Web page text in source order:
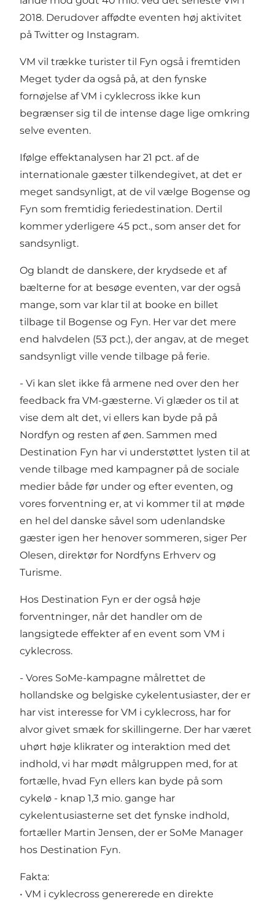
2018. Derudover affødte eventen høj aktivitet
på Twitter og Instagram.
VM vil trække turister til Fyn også i fremtiden
Meget tyder da også på, at den fynske
fornøjelse af VM i cyklecross ikke kun
begrænser sig til de intense dage lige omkring
selve eventen.
Ifølge effektanalysen har 21 pct. af de
internationale gæster tilkendegivet, at det er
meget sandsynligt, at de vil vælge Bogense og
Fyn som fremtidig feriedestination. Dertil
kommer yderligere 45 pct., som anser det for
sandsynligt.
Og blandt de danskere, der krydsede et af
bælterne for at besøge eventen, var der også
mange, som var klar til at booke en billet
tilbage til Bogense og Fyn. Her var det mere
end halvdelen (53 pct.), der angav, at de meget
sandsynligt ville vende tilbage på ferie.
- Vi kan slet ikke få armene ned over den her
feedback fra VM-gæsterne. Vi glæder os til at
vise dem alt det, vi ellers kan byde på på
Nordfyn og resten af øen. Sammen med
Destination Fyn har vi understøttet lysten til at
vende tilbage med kampagner på de sociale
medier både før under og efter eventen, og
vores forventning er, at vi kommer til at møde
en hel del danske såvel som udenlandske
gæster igen her henover sommeren, siger Per
Olesen, direktør for Nordfyns Erhverv og
Turisme.
Hos Destination Fyn er der også høje
forventninger, når det handler om de
langsigtede effekter af en event som VM i
cyklecross.
- Vores SoMe-kampagne målrettet de
hollandske og belgiske cykelentusiaster, der er
har vist interesse for VM i cyklecross, har for
alvor givet smæk for skillingerne. Der har været
uhørt høje klikrater og interaktion med det
indhold, vi har mødt målgruppen med, for at
fortælle, hvad Fyn ellers kan byde på som
cykelø - knap 1,3 mio. gange har
cykelentusiasterne set det fynske indhold,
fortæller Martin Jensen, der er SoMe Manager
hos Destination Fyn.
Fakta:
• VM i cyklecross genererede en direkte